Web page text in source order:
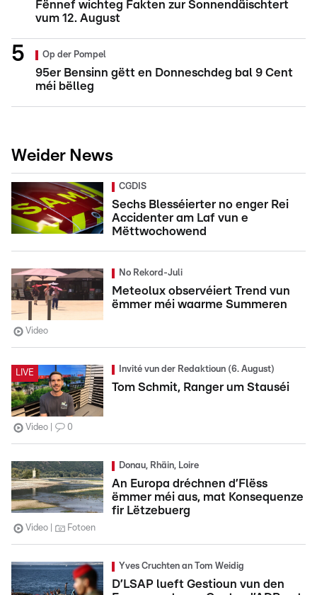
Fënnef wichteg Fakten zur Sonnendäischtert
vum 12. August
Op der Pompel
95er Bensinn gëtt en Donneschdeg bal 9 Cent
méi bëlleg
Weider News
CGDIS
Sechs Blesséierter no enger Rei
Accidenter am Laf vun e
Mëttwochowend
No Rekord-Juli
Meteolux observéiert Trend vun
ëmmer méi waarme Summeren
Video
Invité vun der Redaktioun (6. August)
Tom Schmit, Ranger um Stauséi
Video 0
LIVE
Donau, Rhäin, Loire
An Europa dréchnen d’Flëss
ëmmer méi aus, mat Konsequenze
fir Lëtzebuerg
Video Fotoen
Yves Cruchten an Tom Weidig
D’LSAP lueft Gestioun vun den